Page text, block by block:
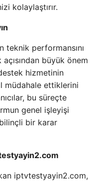
kolaylaştırır.
teknik performansını
büyük önem
hizmetinin
müdahale ettiklerini
bu süreçte
genel işleyişi
bir karar
iptvtestyayin2.com,